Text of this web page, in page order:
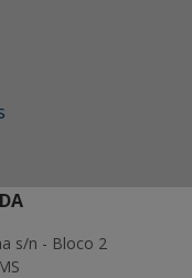
s/n - Bloco 2